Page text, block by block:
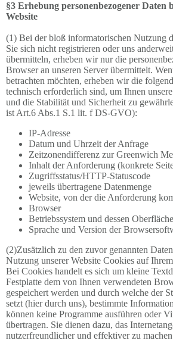
§3 Erhebung personenbezogener Daten
Website
(1) Bei der bloß informatorischen Nutzung
Sie sich nicht registrieren oder uns
übermitteln, erheben wir nur die
Browser an unseren Server übermittelt.
betrachten möchten, erheben wir die
technisch erforderlich sind, um Ihnen
und die Stabilität und Sicherheit zu
ist Art.6 Abs.1 S.1 lit. f DS-GVO):
IP-Adresse
Datum und Uhrzeit der Anfrage
Zeitzonendifferenz zur Greenwich
Inhalt der Anforderung (konkrete
Zugriffsstatus/HTTP-Statuscode
jeweils übertragene Datenmenge
Website, von der die Anforderung
Browser
Betriebssystem und dessen Oberfläche
Sprache und Version der
(2)Zusätzlich zu den zuvor genannten
Nutzung unserer Website Cookies auf
Bei Cookies handelt es sich um kleine
Festplatte dem von Ihnen verwendeten
gespeichert werden und durch welche der
setzt (hier durch uns), bestimmte
können keine Programme ausführen oder
übertragen. Sie dienen dazu, das
nutzerfreundlicher und effektiver zu